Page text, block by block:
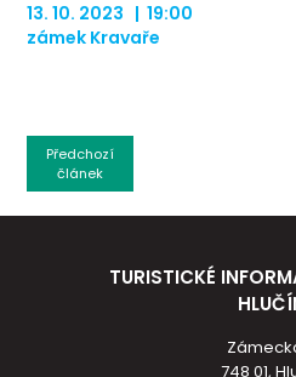
13. 10. 2023 | 19:00
zámek Kravaře
Předchozí
článek
TURISTICKÉ
748 01,